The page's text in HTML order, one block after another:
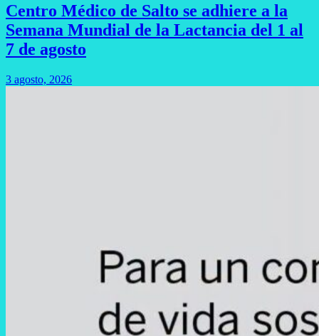
Centro Médico de Salto se adhiere a la
Semana Mundial de la Lactancia del 1 al
7 de agosto
3 agosto, 2026